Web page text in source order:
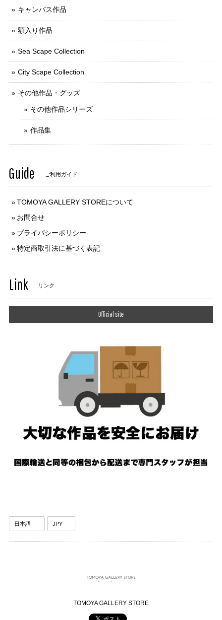
キャンバス作品
額入り作品
Sea Scape Collection
City Scape Collection
その他作品・グッズ
その他作品シリーズ
作品集
Guide ご利用ガイド
TOMOYA GALLERY STOREについて
お問合せ
プライバシーポリシー
特定商取引法に基づく表記
Link リンク
Official site
TOMOYA GALLERY STORE